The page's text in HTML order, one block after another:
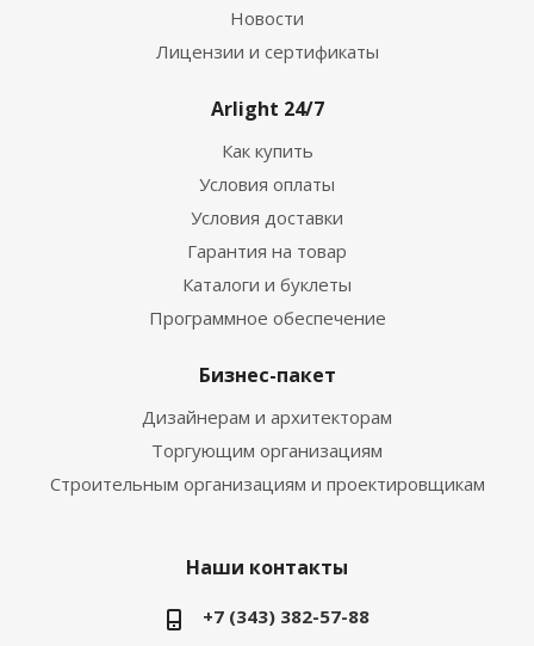
Новости
Лицензии и сертификаты
Arlight 24/7
Как купить
Условия оплаты
Условия доставки
Гарантия на товар
Каталоги и буклеты
Программное обеспечение
Бизнес-пакет
Дизайнерам и архитекторам
Торгующим организациям
Строительным организациям и проектировщикам
Наши контакты
+7 (343) 382-57-88